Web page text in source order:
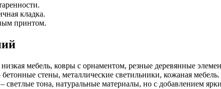
кладка.
принтом.
низкая мебель, ковры с орнаментом, резные деревянные
бетонные стены, металлические светильники, кожаная мебель.
– светлые тона, натуральные материалы, но с добавлением